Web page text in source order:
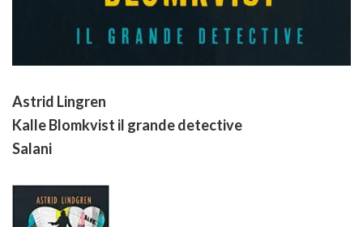
Astrid Lingren
Kalle Blomkvist il grande detective
Salani